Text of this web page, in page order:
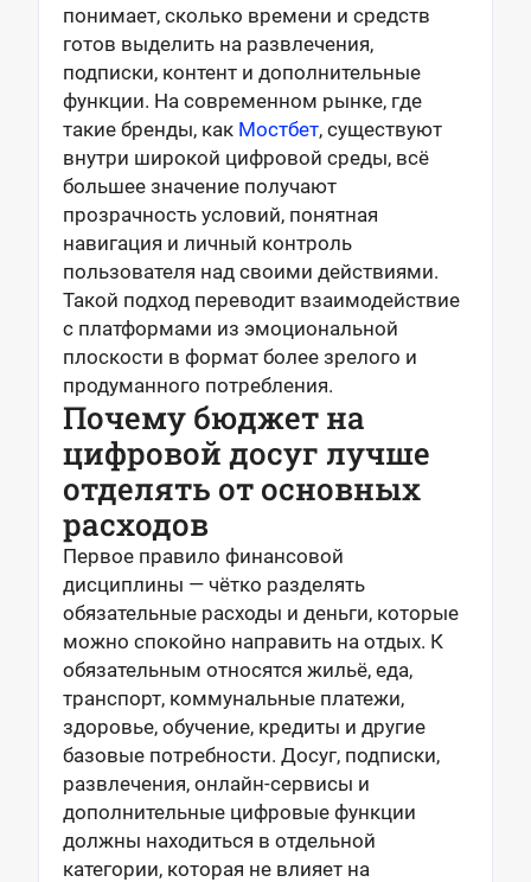
понимает, сколько времени и средств
готов выделить на развлечения,
подписки, контент и дополнительные
функции. На современном рынке, где
такие бренды, как Мостбет, существуют
внутри широкой цифровой среды, всё
большее значение получают
прозрачность условий, понятная
навигация и личный контроль
пользователя над своими действиями.
Такой подход переводит взаимодействие
с платформами из эмоциональной
плоскости в формат более зрелого и
продуманного потребления.
Почему бюджет на
цифровой досуг лучше
отделять от основных
расходов
Первое правило финансовой
дисциплины — чётко разделять
обязательные расходы и деньги, которые
можно спокойно направить на отдых. К
обязательным относятся жильё, еда,
транспорт, коммунальные платежи,
здоровье, обучение, кредиты и другие
базовые потребности. Досуг, подписки,
развлечения, онлайн-сервисы и
дополнительные цифровые функции
должны находиться в отдельной
категории, которая не влияет на